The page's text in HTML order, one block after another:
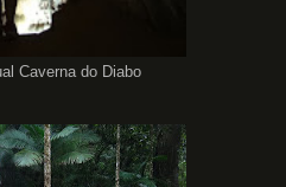
Caverna do Diabo